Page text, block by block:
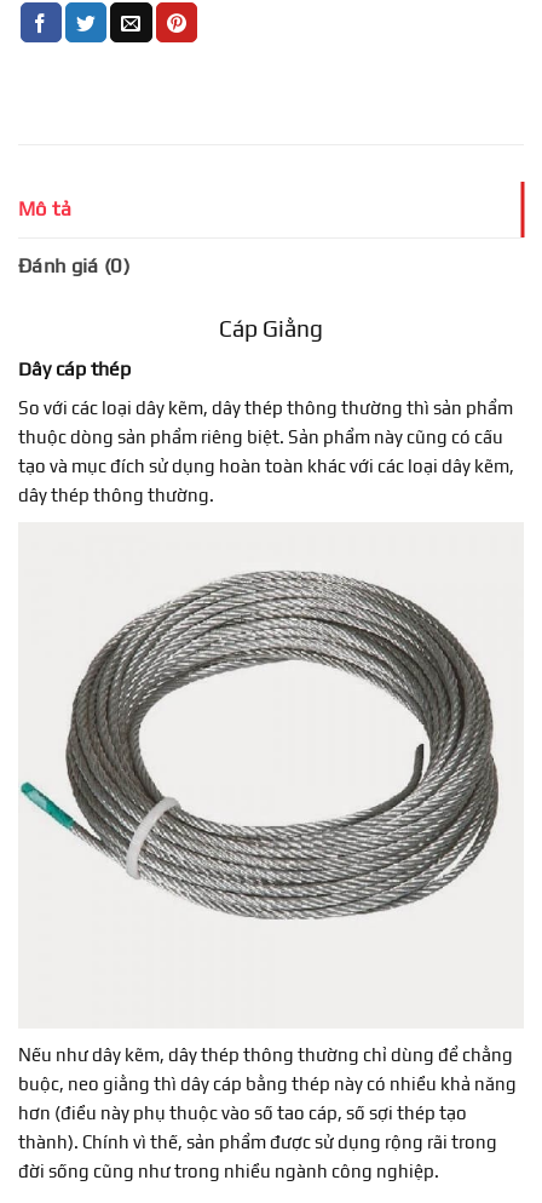
Mô tả
Đánh giá (0)
Cáp Giằng
Dây cáp thép
So với các loại dây kẽm, dây thép thông thường thì sản phẩm
thuộc dòng sản phẩm riêng biệt. Sản phẩm này cũng có cấu
tạo và mục đích sử dụng hoàn toàn khác với các loại dây kẽm,
dây thép thông thường.
Nếu như dây kẽm, dây thép thông thường chỉ dùng để chằng
buộc, neo giằng thì dây cáp bằng thép này có nhiều khả năng
hơn (điều này phụ thuộc vào số tao cáp, số sợi thép tạo
thành). Chính vì thế, sản phẩm được sử dụng rộng rãi trong
đời sống cũng như trong nhiều ngành công nghiệp.